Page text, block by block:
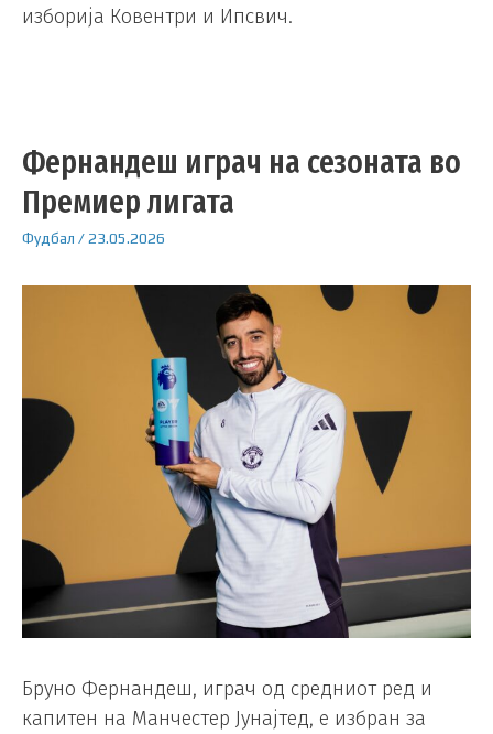
изборија Ковентри и Ипсвич.
Фернандеш играч на сезоната во
Премиер лигата
Фудбал /23.05.2026
Бруно Фернандеш, играч од средниот ред и
капитен на Манчестер Јунајтед, е избран за